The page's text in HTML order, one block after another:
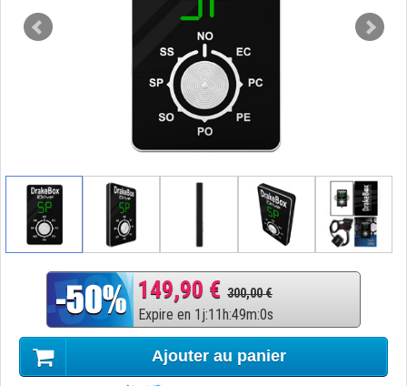
149,90 € 300,00 €
Expire en 1 j:11 h:48m:59
Ajouter au panier